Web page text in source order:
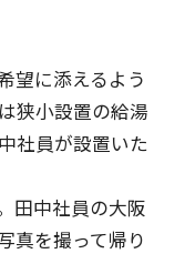
望に添えるよう
狭小設置の給湯
社員が設置いた
田中社員の大阪
真を撮って帰り